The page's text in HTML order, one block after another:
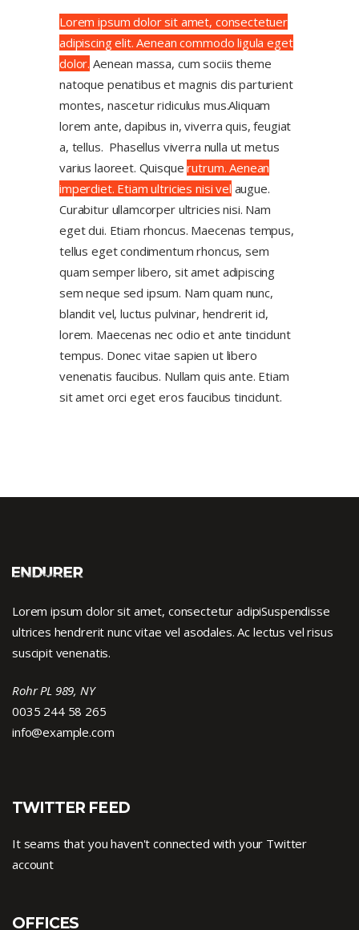
Lorem ipsum dolor sit amet, consectetuer
adipiscing elit. Aenean commodo ligula eget
dolor. Aenean massa, cum sociis theme
natoque penatibus et magnis dis parturient
montes, nascetur ridiculus mus.Aliquam
lorem ante, dapibus in, viverra quis, feugiat
a, tellus. Phasellus viverra nulla ut metus
varius laoreet. Quisquerutrum. Aenean
imperdiet. Etiam ultricies nisi vel augue.
Curabitur ullamcorper ultricies nisi. Nam
eget dui. Etiam rhoncus. Maecenas tempus,
tellus eget condimentum rhoncus, sem
quam semper libero, sit amet adipiscing
sem neque sed ipsum. Nam quam nunc,
blandit vel, luctus pulvinar, hendrerit id,
lorem. Maecenas nec odio et ante tincidunt
tempus. Donec vitae sapien ut libero
venenatis faucibus. Nullam quis ante. Etiam
sit amet orci eget eros faucibus tincidunt.
Lorem ipsum dolor sit amet, consectetur adipiSuspendisse
ultrices hendrerit nunc vitae vel asodales. Ac lectus vel risus
suscipit venenatis.
Rohr PL 989, NY
0035 244 58 265
info@example.com
TWITTER FEED
It seams that you haven't connected with your Twitter
account
OFFICES